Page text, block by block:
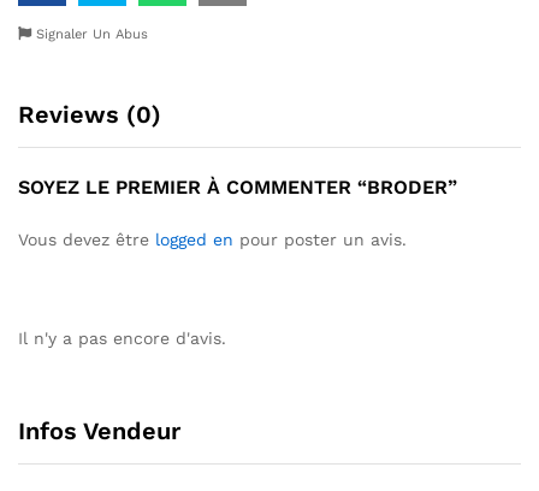
Signaler Un Abus
Reviews (0)
SOYEZ LE PREMIER À COMMENTER “BRODER”
Vous devez être logged en pour poster un avis.
Il n'y a pas encore d'avis.
Infos Vendeur